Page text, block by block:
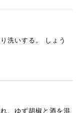
洗いする。 しょう
、ゆず胡椒と酒を混